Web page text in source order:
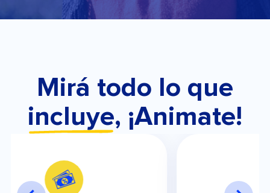
Mirá todo lo que
incluye, ¡Animate!